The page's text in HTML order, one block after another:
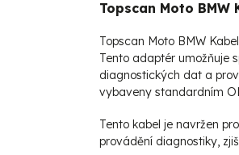
Topscan Moto BMW
Topscan Moto BMW
Tento adaptér umožňuje
diagnostických dat a
vybaveny standardním
Tento kabel je navržen
provádění diagnostiky,